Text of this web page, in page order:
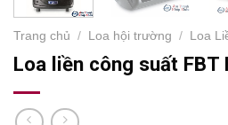
Trang chủ / Loa hội trường / Loa
Loa liền công suất FBT